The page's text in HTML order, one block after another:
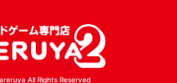
All Rights Reserved